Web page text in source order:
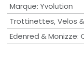
Marque: Yvolution
Trottinettes, Velos
Edenred & Monizze: